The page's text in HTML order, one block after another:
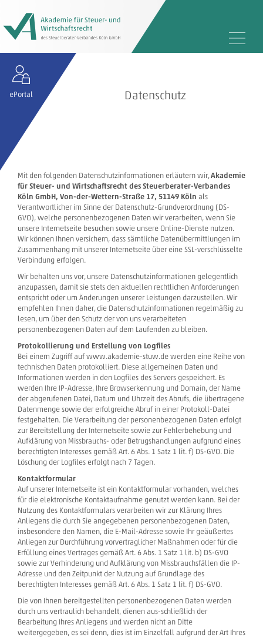
ePortal Datenschutz
Mit den folgenden Datenschutzinformationen erläutern wir,Akademie
für Steuer- und Wirtschaftsrecht des Steuerberater-Verbandes
Köln GmbH, Von-der-Wettern-Straße 17, 51149 Köln als
Verantwortlicher im Sinne der Datenschutz-Grundverordnung (DS-
GVO), welche personenbezogenen Daten wir verarbeiten, wenn Sie
unsere Internetseite besuchen sowie unsere Online-Dienste nutzen.
Wir können Ihnen versichern, dass sämtliche Datenübermittlungen im
Zusammenhang mit unserer Internetseite über eine SSL-verschlüsselte
Verbindung erfolgen.
Wir behalten uns vor, unsere Datenschutzinformationen gelegentlich
anzupassen, damit sie stets den aktuellen rechtlichen Anforderungen
entspricht oder um Änderungen unserer Leistungen darzustellen. Wir
empfehlen Ihnen daher, die Datenschutzinformationen regelmäßig zu
lesen, um über den Schutz der von uns verarbeiteten
personenbezogenen Daten auf dem Laufenden zu bleiben.
Protokollierung und Erstellung von Logfiles
Bei einem Zugriff auf www.akademie-stuw.de werden eine Reihe von
technischen Daten protokolliert. Diese allgemeinen Daten und
Informationen werden in den Logfiles des Servers gespeichert. Es
werden Ihre IP-Adresse, Ihre Browserkennung und Domain, der Name
der abgerufenen Datei, Datum und Uhrzeit des Abrufs, die übertragene
Datenmenge sowie der erfolgreiche Abruf in einer Protokoll-Datei
festgehalten. Die Verarbeitung der personenbezogenen Daten erfolgt
zur Bereitstellung der Internetseite sowie zur Fehlerbehebung und
Aufklärung von Missbrauchs- oder Betrugshandlungen aufgrund eines
berechtigten Interesses gemäß Art. 6 Abs. 1 Satz 1 lit. f) DS-GVO. Die
Löschung der Logfiles erfolgt nach 7 Tagen.
Kontaktformular
Auf unserer Internetseite ist ein Kontaktformular vorhanden, welches
für die elektronische Kontaktaufnahme genutzt werden kann. Bei der
Nutzung des Kontaktformulars verarbeiten wir zur Klärung Ihres
Anliegens die durch Sie angegebenen personenbezogenen Daten,
insbesondere den Namen, die E-Mail-Adresse sowie Ihr geäußertes
Anliegen zur Durchführung vorvertraglicher Maßnahmen oder für die
Erfüllung eines Vertrages gemäß Art. 6 Abs. 1 Satz 1 lit. b) DS-GVO
sowie zur Verhinderung und Aufklärung von Missbrauchsfällen die IP-
Adresse und den Zeitpunkt der Nutzung auf Grundlage des
berechtigten Interesses gemäß Art. 6 Abs. 1 Satz 1 lit. f) DS-GVO.
Die von Ihnen bereitgestellten personenbezogenen Daten werden
durch uns vertraulich behandelt, dienen aus-schließlich der
Bearbeitung Ihres Anliegens und werden nicht an Ditte
weitergegeben, es sei denn, dies ist im Einzelfall aufgrund der Art Ihres